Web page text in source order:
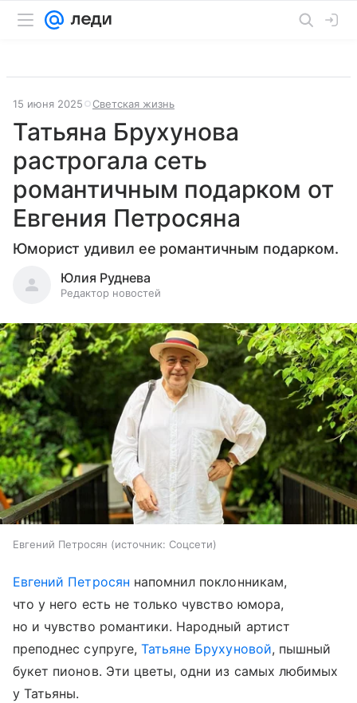
15 июня 2025 Светская жизнь
Татьяна Брухунова
растрогала сеть
романтичным подарком от
Евгения Петросяна
Юморист удивил ее романтичным подарком.
Юлия Руднева
Редактор новостей
Евгений Петросян источник: Соцсети
Евгений Петросян напомнил поклонникам,
что у него есть не только чувство юмора,
но и чувство романтики. Народный артист
преподнес супруге, Татьяне Брухуновой, пышный
букет пионов. Эти цветы, одни из самых любимых
у Татьяны.